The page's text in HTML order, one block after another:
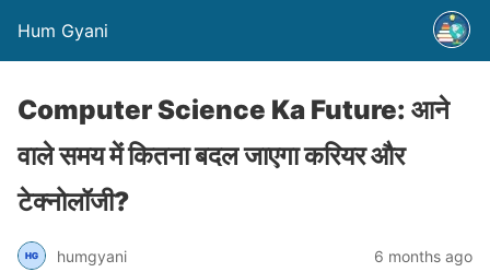
Hum Gyani
Computer Science Ka Future: आने
वाले समय में कितना बदल जाएगा करियर और
टेक्नोलॉजी?
humgyani 6 months ago